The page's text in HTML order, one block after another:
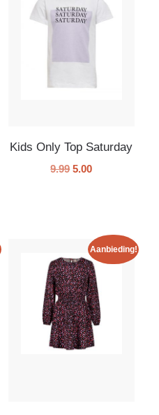
Kids Only Top Saturday
9.99 5.00
Aanbieding!